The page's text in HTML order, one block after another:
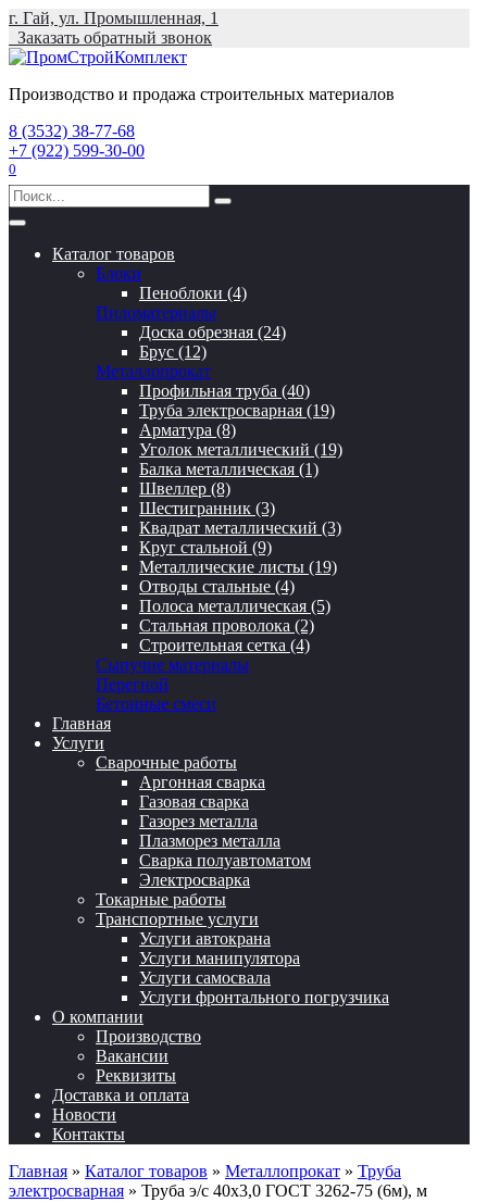
Перейти
содержанию
г. Гай, ул. Промышленная, 1
Заказать обратный звонок
Производство и продажа строительных материалов
8 (3532) 38-77-68
+7 (922) 599-30-00
0
Search
for:
Каталог товаров
Блоки
Пеноблоки (4)
Пиломатериалы
Доска обрезная (24)
Брус (12)
Металлопрокат
Профильная труба (40)
Труба электросварная (19)
Арматура (8)
Уголок металлический (19)
Балка металлическая (1)
Швеллер (8)
Шестигранник (3)
Квадрат металлический (3)
Круг стальной (9)
Металлические листы (19)
Отводы стальные (4)
Полоса металлическая (5)
Стальная проволока (2)
Строительная сетка (4)
Сыпучие материалы
Перегной
Бетонные смеси
Главная
Услуги
Сварочные работы
Аргонная сварка
Газовая сварка
Газорез металла
Плазморез металла
Сварка полуавтоматом
Электросварка
Токарные работы
Транспортные услуги
Услуги автокрана
Услуги манипулятора
Услуги самосвала
Услуги фронтального погрузчика
О компании
Производство
Вакансии
Реквизиты
Доставка и оплата
Новости
Контакты
Главная » Каталог товаров » Металлопрокат » Труба
электросварная » Труба э/с 40х3,0 ГОСТ 3262-75 (6м), м